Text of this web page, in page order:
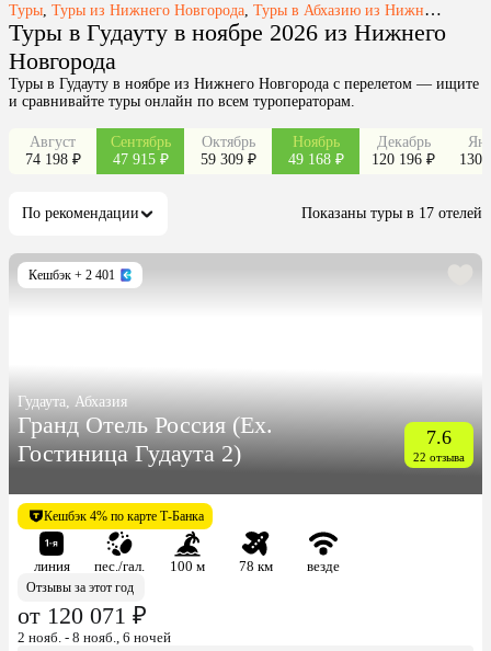
Туры Туры из Нижнего Новгорода Туры в Абхазию из Нижнего Новгорода
Туры в Гудауту в ноябре 2026 из Нижнего
Новгорода
Туры в Гудауту в ноябре из Нижнего Новгорода с перелетом — ищите
и сравнивайте туры онлайн по всем туроператорам.
Август
74 198 ₽
Сентябрь
47 915 ₽
Октябрь
59 309 ₽
Ноябрь
49 168 ₽
Декабрь
120 196 ₽
130
По рекомендации Показаны туры в 17 отелей
Кешбэк + 2 401
Гудаута, Абхазия
Гранд Отель Россия (Ex.
Гостиница Гудаута 2)
7.6
22 отзыва
Кешбэк 4% по карте Т-Банка
линия пес./гал. 100 м 78 км
везде
Отзывы за этот год
от 120 071 ₽
2 нояб. - 8 нояб., 6 ночей